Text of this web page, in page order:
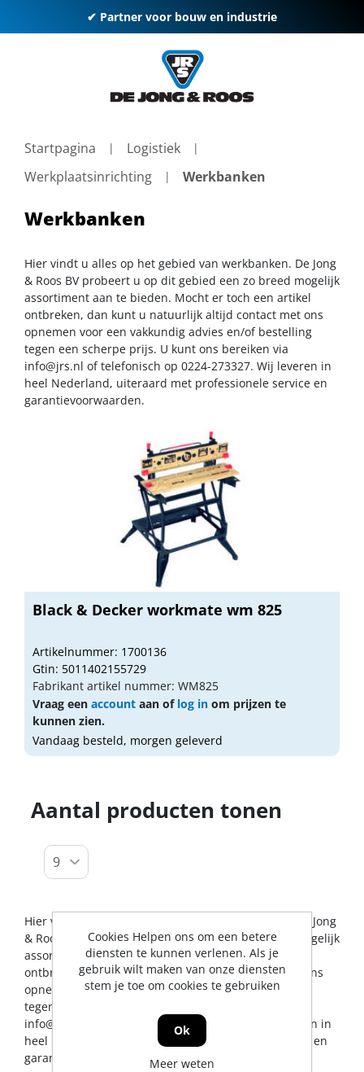
✔ Partner voor bouw en industrie
Startpagina
Logistiek
Werkplaatsinrichting
Werkbanken
Werkbanken
Hier vindt u alles op het gebied van werkbanken. De Jong
& Roos BV probeert u op dit gebied een zo breed mogelijk
assortiment aan te bieden. Mocht er toch een artikel
ontbreken, dan kunt u natuurlijk altijd contact met ons
opnemen voor een vakkundig advies en/of bestelling
tegen een scherpe prijs. U kunt ons bereiken via
info@jrs.nl of telefonisch op 0224-273327. Wij leveren in
heel Nederland, uiteraard met professionele service en
garantievoorwaarden.
Black & Decker workmate wm 825
Artikelnummer: 1700136
Gtin: 5011402155729
Fabrikant artikel nummer: WM825
Vraag een account aan of log in om prijzen te
kunnen zien.
Vandaag besteld, morgen geleverd
Aantal producten tonen
Hier vindt u alles op het gebied van werkbanken. De Jong
& Roos BV probeert u op dit gebied een zo breed mogelijk
assortiment aan te bieden. Mocht er toch een artikel
ontbreken, dan kunt u natuurlijk altijd contact met ons
opnemen voor een vakkundig advies en/of bestelling
tegen een scherpe prijs. U kunt ons bereiken via
info@jrs.nl
of telefonisch op 0224-273327. Wij leveren in
heel Nederland, uiteraard met professionele service en
garantievoorwaarden.
Cookies Helpen ons om een betere
diensten te kunnen verlenen. Als je
gebruik wilt maken van onze diensten
stem je toe om cookies te gebruiken
Ok
Meer weten